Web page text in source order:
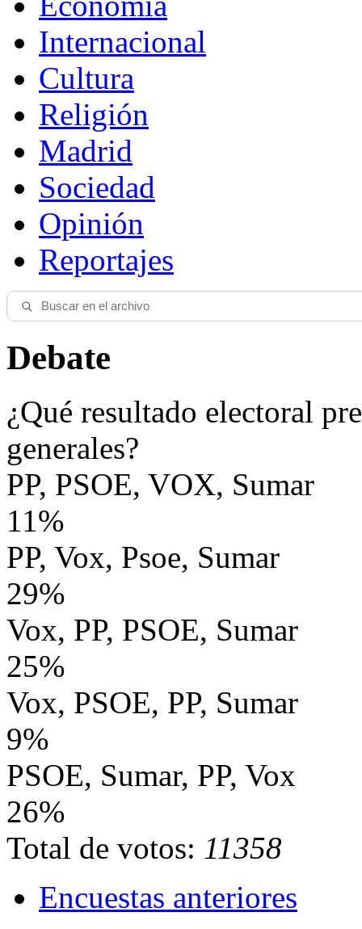
Internacional
Cultura
Religión
Madrid
Sociedad
Opinión
Reportajes
Debate
¿Qué resultado electoral
generales?
PP, PSOE, VOX, Sumar
11%
PP, Vox, Psoe, Sumar
29%
Vox, PP, PSOE, Sumar
25%
Vox, PSOE, PP, Sumar
9%
PSOE, Sumar, PP, Vox
26%
Total de votos: 11358
Encuestas anteriores